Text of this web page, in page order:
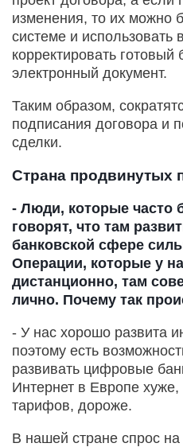
изменения, то их можно
системе и
корректировать
электронный документ.
Таким образом,
подписания договора и
сделки.
Страна продвинутых
- Люди, которые часто
говорят, что там
банковской сфере
Операции, которые у
дистанционно, там
лично. Почему так
- У нас хорошо развита
поэтому есть
развивать цифровые
Интернет в Европе
тарифов, дороже.
В нашей стране спрос на